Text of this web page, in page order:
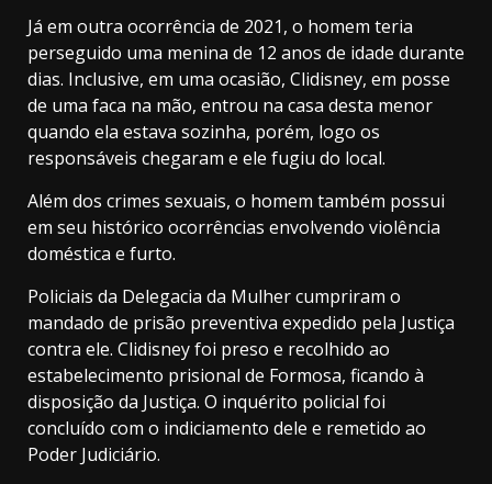
Já em outra ocorrência de 2021, o homem teria
perseguido uma menina de 12 anos de idade durante
dias. Inclusive, em uma ocasião, Clidisney, em posse
de uma faca na mão, entrou na casa desta menor
quando ela estava sozinha, porém, logo os
responsáveis chegaram e ele fugiu do local.
Além dos crimes sexuais, o homem também possui
em seu histórico ocorrências envolvendo violência
doméstica e furto.
Policiais da Delegacia da Mulher cumpriram o
mandado de prisão preventiva expedido pela Justiça
contra ele. Clidisney foi preso e recolhido ao
estabelecimento prisional de Formosa, ficando à
disposição da Justiça. O inquérito policial foi
concluído com o indiciamento dele e remetido ao
Poder Judiciário.